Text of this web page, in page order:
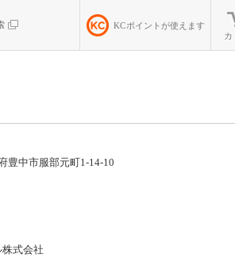
KCポイントが使えます
カ
豊中市服部元町1-14-10
式会社